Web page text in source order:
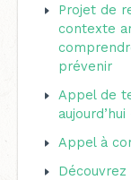
r
e
:
Projet de
contexte
prévenir
Appel de
Appel à
Découvrez